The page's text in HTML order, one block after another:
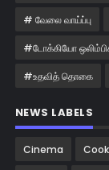
# வேலை வாய்ப்பு
#டோக்கியோ
#உதவித் தொகை
NEWS LABELS
Cinema Cook